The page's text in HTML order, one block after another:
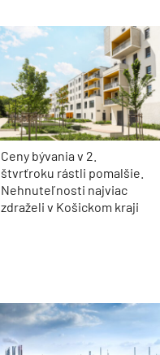
Ceny bývania v 2.
štvrťroku rástli pomalšie.
Nehnuteľnosti najviac
zdraželi v Košickom kraji